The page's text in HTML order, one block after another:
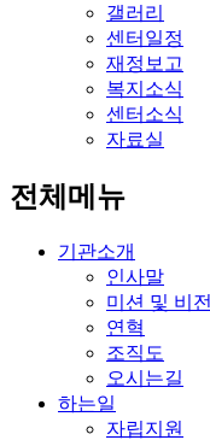
갤러리
센터일정
재정보고
복지소식
센터소식
자료실
전체메뉴
기관소개
인사말
미션 및 비전
연혁
조직도
오시는길
하는일
자립지원